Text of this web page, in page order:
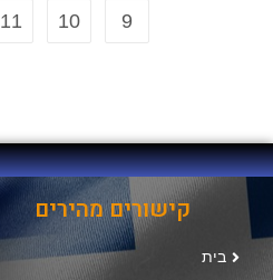
9
10
11
קישורים מהירים
בית